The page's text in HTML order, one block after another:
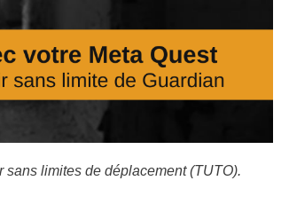
limites de déplacement (TUTO).